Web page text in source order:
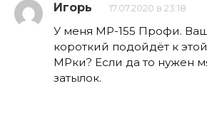
Игорь 17.07.2020 в 23:18
У меня МР-155 Профи.
короткий подойдёт к
МРки? Если да то нужен
затылок.